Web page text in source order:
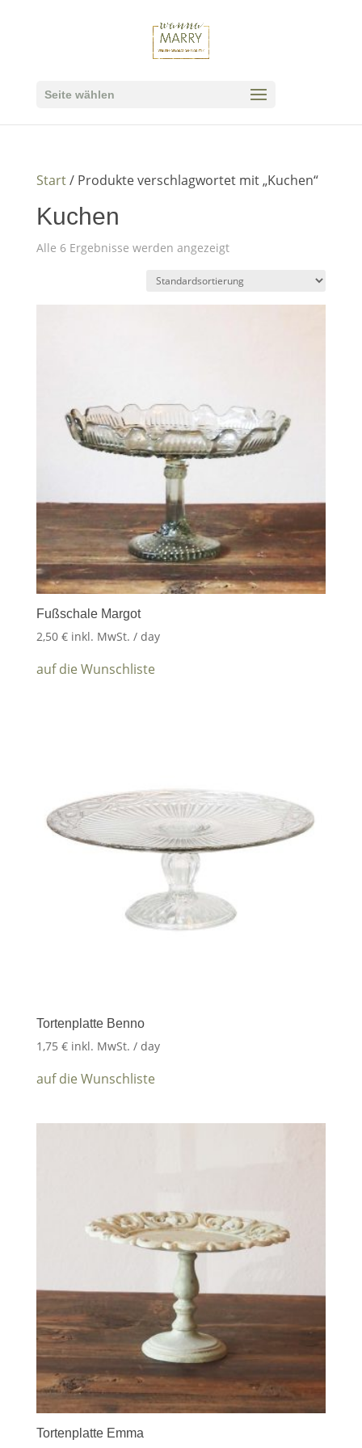
Seite wählen
Start/ Produkte verschlagwortet mit „Kuchen“
Kuchen
Alle 6 Ergebnisse werden angezeigt
Fußschale Margot
2,50 € inkl. MwSt. / day
auf die Wunschliste
Tortenplatte Benno
1,75 € inkl. MwSt. / day
auf die Wunschliste
Tortenplatte Emma